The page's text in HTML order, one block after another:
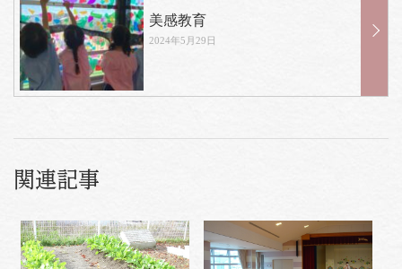
美感教育
2024年5月29日
関連記事